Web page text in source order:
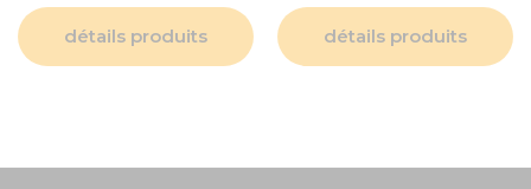
détails produits détails produits